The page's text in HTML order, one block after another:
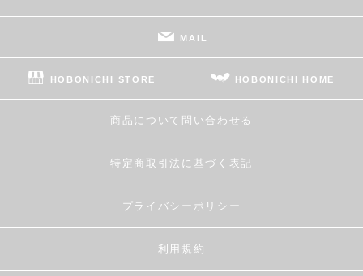
MAIL
HOBONICHI STORE HOBONICHI HOME
商品について問い合わせる
特定商取引法に基づく表記
プライバシーポリシー
利用規約